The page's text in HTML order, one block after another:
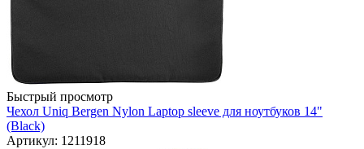
Быстрый просмотр
Чехол Uniq Bergen Nylon Laptop sleeve для ноутбуков 14"
(Black)
Артикул: 1211918